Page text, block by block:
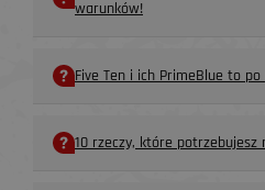
warunków!
Five Ten i ich PrimeBlue to
10 rzeczy, które potrzebujesz